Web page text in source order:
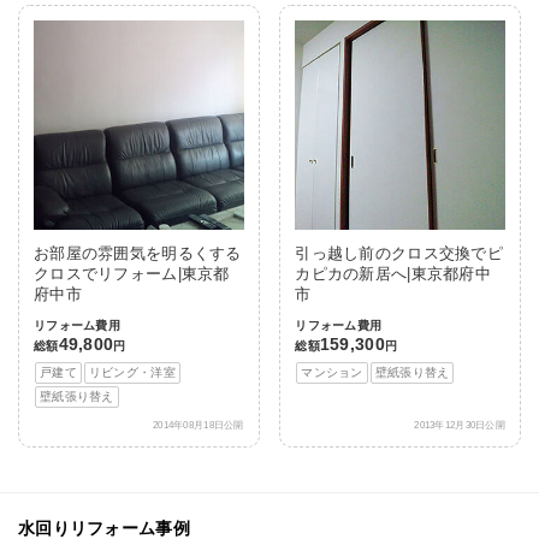
お部屋の雰囲気を明るくする
クロスでリフォーム|東京都
府中市
リフォーム費用
総額49,800円
戸建て
リビング・洋室
壁紙張り替え
2014年08月18日公開
引っ越し前のクロス交換でピ
カピカの新居へ|東京都府中
市
リフォーム費用
総額159,300円
マンション
壁紙張り替え
2013年12月30日公開
水回りリフォーム事例